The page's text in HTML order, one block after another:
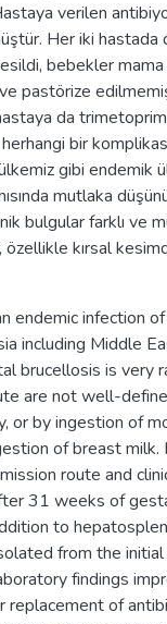
verilen
Her iki hastada
bebekler
pastörize
da
bir
gibi endemik
mutlaka
bulgular farklı ve
özellikle kırsal
endemic infection
including Middle
brucellosis is very
are not well-
or by ingestion of
of breast
route and
31 weeks of
to
from the
findings
of